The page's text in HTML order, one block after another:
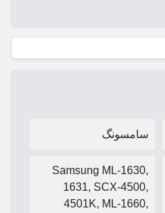
سامسونگ
Samsung ML-1630,
1631, SCX-4500,
4501K, ML-1660,